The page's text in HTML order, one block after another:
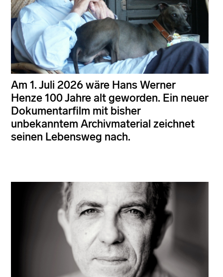
Am 1. Juli 2026 wäre Hans Werner
Henze 100 Jahre alt geworden. Ein neuer
Dokumentarfilm mit bisher
unbekanntem Archivmaterial zeichnet
seinen Lebensweg nach.